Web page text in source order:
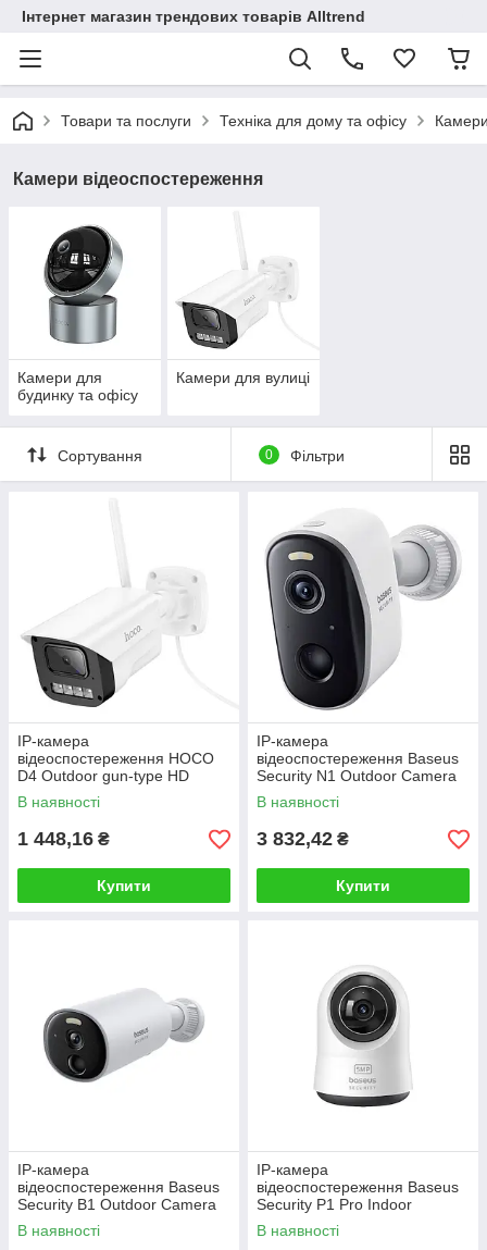
Інтернет магазин трендових товарів Alltrend
Товари та послуги Техніка для дому та офісу
Камери відеоспостереження
Камери для
будинку та офісу
Камери для вулиці
Сортування 0 Фільтри
IP-камера
відеоспостереження HOCO
D4 Outdoor gun-type HD
camera(EU)
В наявності
1 448,16 ₴
Купити
IP-камера
відеоспостереження Baseus
Security N1 Outdoor Camera
2K White
В наявності
3 832,42 ₴
Купити
IP-камера
відеоспостереження Baseus
Security B1 Outdoor Camera
2K White
В наявності
IP-камера
відеоспостереження Baseus
Security P1 Pro Indoor
Camera 3K White (Adapter
Not Included)
В наявності